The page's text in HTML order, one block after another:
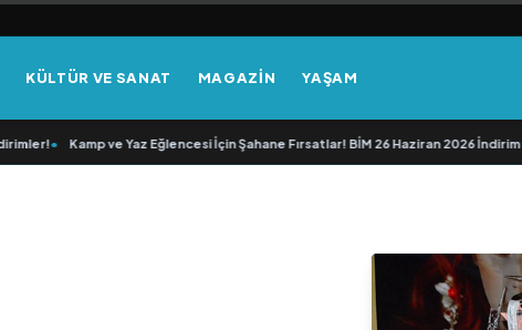
KÜLTÜR VE SANAT MAGAZİN YAŞAM
Kamp ve Yaz Eğlencesi İçin Şahane Fırsatlar! BİM 26 Haziran 2026 İndirim Kataloğu